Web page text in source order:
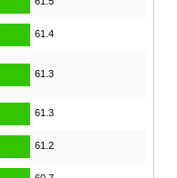
61.4
61.3
61.3
61.2